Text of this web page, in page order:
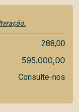
288,00
595.000,00
Consulte-nos